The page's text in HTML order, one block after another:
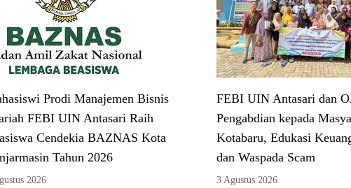
Prodi Manajemen Bisnis
FEBI UIN Antasari Raih
Cendekia BAZNAS Kota
Tahun 2026
2026
FEBI UIN Antasari dan
Pengabdian kepada
Kotabaru, Edukasi
dan Waspada Scam
3 Agustus 2026